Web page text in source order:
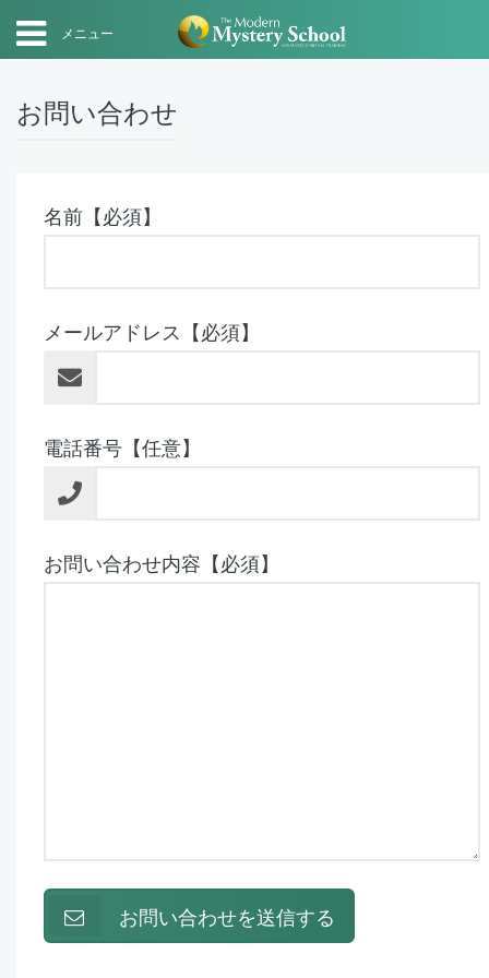
メニュー
お問い合わせ
名前【必須】
メールアドレス【必須】
電話番号【任意】
お問い合わせ内容【必須】
お問い合わせを送信する